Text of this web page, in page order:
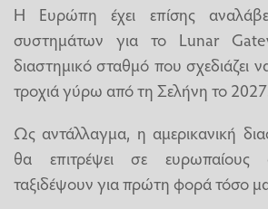
Η Ευρώπη έχει επίσης
συστημάτων για το Lunar
διαστημικό σταθμό που σχεδιάζει
τροχιά γύρω από τη Σελήνη το
Ως αντάλλαγμα, η αμερικανική
θα επιτρέψει σε ευρωπαίους
ταξιδέψουν για πρώτη φορά τόσο